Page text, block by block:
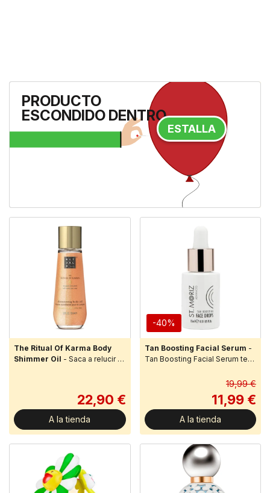
The Ritual Of Karma Foaming
Sun Protection SPF50 - Mantén
tu piel siempre protegida con el
protector solar en espuma SPF
50 The Ritual of Karma, una fó...
A la tienda
PRODUCTO
ESCONDIDO DENTRO
ESTALLA
The Ritual Of Karma Body
Shimmer Oil - Saca a relucir tu
22,90 €
A la tienda
-40%
Tan Boosting Facial Serum -
Tan Boosting Facial Serum te
medida con ingredientes19,99 €
11,99 €
A la tienda